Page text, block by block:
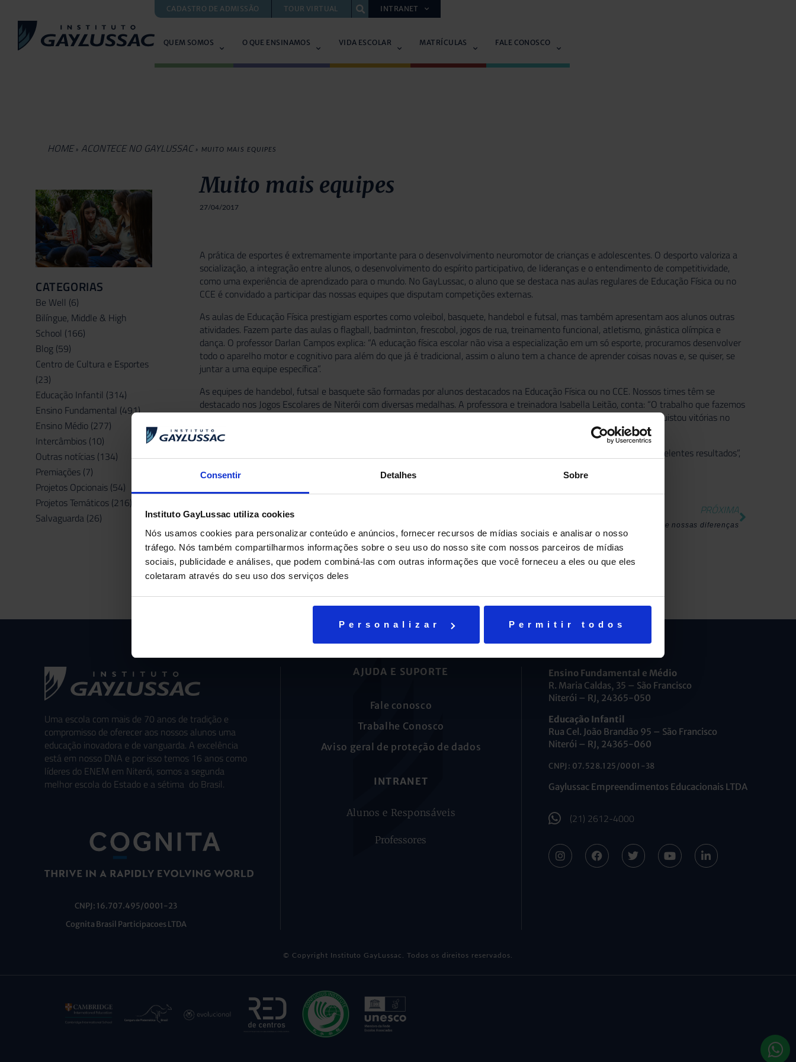
Consentir Detalhes Sobre
Instituto GayLussac utiliza cookies
Nós usamos cookies para personalizar conteúdo e anúncios, fornecer recursos de mídias sociais e analisar o nosso
tráfego. Nós também compartilharmos informações sobre o seu uso do nosso site com nossos parceiros de mídias
sociais, publicidade e análises, que podem combiná-las com outras informações que você forneceu a eles ou que eles
coletaram através do seu uso dos serviços deles
Personalizar Permitir todos
CADASTRO DE ADMISSÃO TOUR VIRTUAL INTRANET
QUEM SOMOS O QUE ENSINAMOS VIDA ESCOLAR MATRÍCULAS FALE CONOSCO
HOME » ACONTECE NO GAYLUSSAC » MUITO MAIS EQUIPES
CATEGORIAS
Be Well (6)
Bilíngue, Middle & High
School (166)
Blog (59)
Centro de Cultura e Esportes
(23)
Educação Infantil (314)
Ensino Fundamental (491)
Ensino Médio (277)
Intercâmbios (10)
Outras notícias (134)
Premiações (7)
Projetos Opcionais (54)
Projetos Temáticos (216)
Salvaguarda (26)
Muito mais equipes
27/04/2017
A prática de esportes é extremamente importante para o desenvolvimento neuromotor de crianças e adolescentes. O desporto valoriza a
socialização, a integração entre alunos, o desenvolvimento do espírito participativo, de lideranças e o entendimento de competitividade,
como uma experiência de aprendizado para o mundo. No GayLussac, o aluno que se destaca nas aulas regulares de Educação Física ou no
CCE é convidado a participar das nossas equipes que disputam competições externas.
As aulas de Educação Física prestigiam esportes como voleibol, basquete, handebol e futsal, mas também apresentam aos alunos outras
atividades. Fazem parte das aulas o flagball, badminton, frescobol, jogos de rua, treinamento funcional, atletismo, ginástica olímpica e
dança. O professor Darlan Campos explica: “A educação física escolar não visa a especialização em um só esporte, procuramos desenvolver
todo o aparelho motor e cognitivo para além do que já é tradicional, assim o aluno tem a chance de aprender coisas novas e, se quiser, se
juntar a uma equipe específica”.
As equipes de handebol, futsal e basquete são formadas por alunos destacados na Educação Física ou no CCE. Nossos times têm se
destacado nos Jogos Escolares de Niterói com diversas medalhas. A professora e treinadora Isabella Leitão, conta: “O trabalho que fazemos
em quadra nas aulas fomenta o interesse de alguns alunos para o esporte. No caso do handebol, não só a equipe conquistou vitórias no
JEN, como no CCE passamos de uma turma de 8 alunos para uma de 20”.
“Cerca de 80% dos alunos que integram as nossas equipes vem do CCE. É um caminho comum que tem dado excelentes resultados”,
ANTERIOR PRÓXIMA
Eu, meus amigos e nossas diferenças
Uma escola com mais de 70 anos de tradição e
compromisso de oferecer aos nossos alunos uma
educação inovadora e de vanguarda. A excelência
está em nosso DNA e por isso temos 16 anos como
líderes do ENEM em Niterói, somos a segunda
melhor escola do Estado e a sétima do Brasil.
CNPJ: 16.707.495/0001-23
Cognita Brasil Participacoes LTDA
AJUDA E SUPORTE
Fale conosco
Trabalhe Conosco
Aviso geral de proteção de dados
INTRANET
Alunos e Responsáveis
Professores
Ensino Fundamental e Médio
R. Maria Caldas, 35 – São Francisco
Niterói – RJ, 24365-050
Educação Infantil
Rua Cel. João Brandão 95 – São Francisco
Niterói – RJ, 24365-060
CNPJ: 07.528.125/0001-38
Gaylussac Empreendimentos Educacionais LTDA
(21) 2612-4000
© Copyright Instituto GayLussac. Todos os direitos reservados.